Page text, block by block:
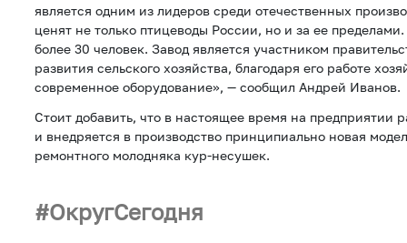
является одним из лидеров среди отечественных
ценят не только птицеводы России, но и за ее
более 30 человек. Завод является участником
развития сельского хозяйства, благодаря его работе
современное оборудование», — сообщил Андрей Иванов.
Стоит добавить, что в настоящее время на предприятии
и внедряется в производство принципиально новая
ремонтного молодняка кур-несушек.
ОкругСегодня